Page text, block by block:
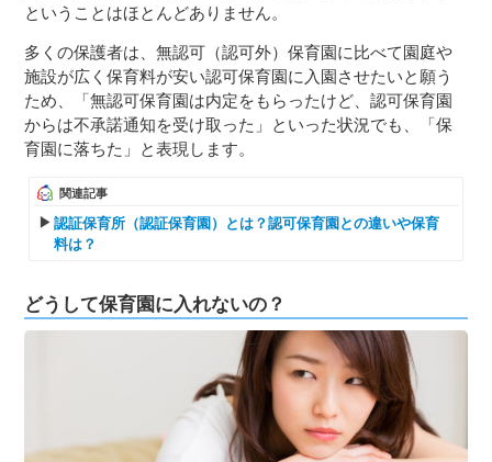
ということはほとんどありません。
多くの保護者は、無認可（認可外）保育園に比べて園庭や
施設が広く保育料が安い認可保育園に入園させたいと願う
ため、「無認可保育園は内定をもらったけど、認可保育園
からは不承諾通知を受け取った」といった状況でも、「保
育園に落ちた」と表現します。
関連記事
認証保育所（認証保育園）とは？認可保育園との違いや保育
料は？
どうして保育園に入れないの？